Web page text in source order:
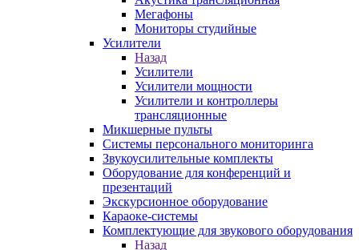
Мегафоны
Мониторы студийные
Усилители
Назад
Усилители
Усилители мощности
Усилители и контроллеры
трансляционные
Микшерные пульты
Системы персонального мониторинга
Звукоусилительные комплекты
Оборудование для конференций и
презентаций
Экскурсионное оборудование
Караоке-системы
Комплектующие для звукового оборудования
Назад